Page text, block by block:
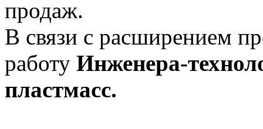
продаж.
В связи с расширением
работу Инженера-
пластмасс.